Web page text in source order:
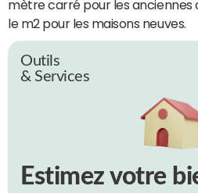
mètre carré pour les anciennes
le m2 pour les maisons neuves.
Outils
& Services
Estimez votre